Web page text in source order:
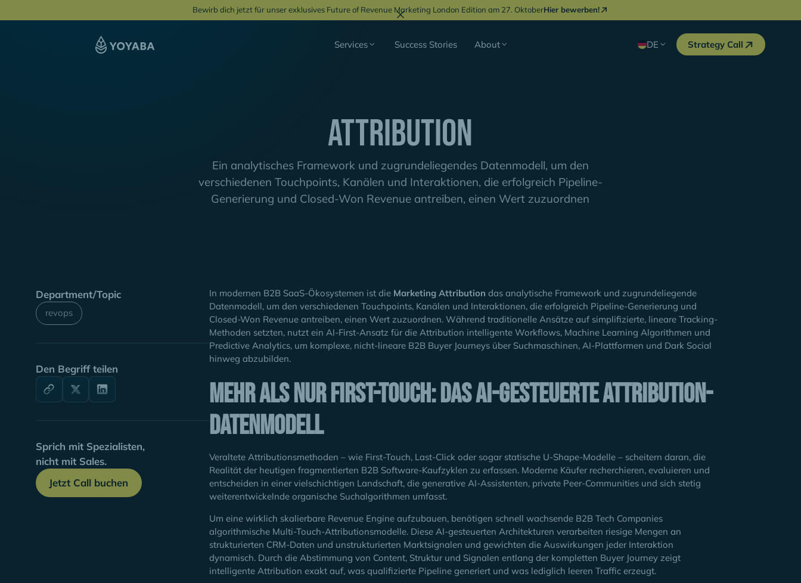
Bewirb dich jetzt für unser exklusives Future of Revenue Marketing London Edition am 27. OktoberHier bewerben!
Services Success Stories About DE Strategy Call
Attribution
Ein analytisches Framework und zugrundeliegendes Datenmodell, um den
verschiedenen Touchpoints, Kanälen und Interaktionen, die erfolgreich Pipeline-
Generierung und Closed-Won Revenue antreiben, einen Wert zuzuordnen
Department/Topic
revops
Den Begriff teilen
Sprich mit Spezialisten,
nicht mit Sales.
Jetzt Call buchen
In modernen B2B SaaS-Ökosystemen ist die Marketing Attribution das analytische Framework und zugrundeliegende
Datenmodell, um den verschiedenen Touchpoints, Kanälen und Interaktionen, die erfolgreich Pipeline-Generierung und
Closed-Won Revenue antreiben, einen Wert zuzuordnen. Während traditionelle Ansätze auf simplifizierte, lineare Tracking-
Methoden setzten, nutzt ein AI-First-Ansatz für die Attribution intelligente Workflows, Machine Learning Algorithmen und
Predictive Analytics, um komplexe, nicht-lineare B2B Buyer Journeys über Suchmaschinen, AI-Plattformen und Dark Social
hinweg abzubilden.
Mehr als nur First-Touch: Das AI-gesteuerte Attribution-
Datenmodell
Veraltete Attributionsmethoden – wie First-Touch, Last-Click oder sogar statische U-Shape-Modelle – scheitern daran, die
Realität der heutigen fragmentierten B2B Software-Kaufzyklen zu erfassen. Moderne Käufer recherchieren, evaluieren und
entscheiden in einer vielschichtigen Landschaft, die generative AI-Assistenten, private Peer-Communities und sich stetig
weiterentwickelnde organische Suchalgorithmen umfasst.
Um eine wirklich skalierbare Revenue Engine aufzubauen, benötigen schnell wachsende B2B Tech Companies
algorithmische Multi-Touch-Attributionsmodelle. Diese AI-gesteuerten Architekturen verarbeiten riesige Mengen an
strukturierten CRM-Daten und unstrukturierten Marktsignalen und gewichten die Auswirkungen jeder Interaktion
dynamisch. Durch die Abstimmung von Content, Struktur und Signalen entlang der kompletten Buyer Journey zeigt
intelligente Attribution exakt auf, was qualifizierte Pipeline generiert und was lediglich leeren Traffic erzeugt.